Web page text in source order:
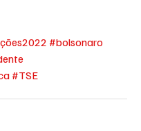
#bolsonaro
#TSE